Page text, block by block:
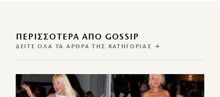
ΠΕΡΙΣΣΌΤΕΡΑ ΑΠΌ GOSSIP
ΔΕΊΤΕ ΌΛΑ ΤΑ ΆΡΘΡΑ ΤΗΣ ΚΑΤΗΓΟΡΊΑΣ →